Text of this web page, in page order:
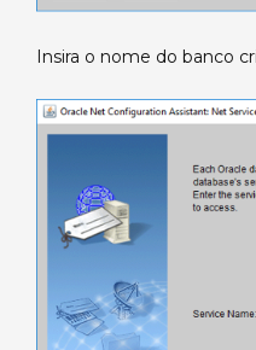
Insira o nome do banco